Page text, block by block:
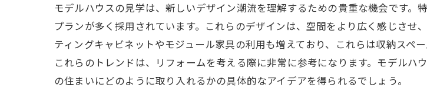
モデルハウスの見学は、新しいデザイン潮流を理解するための貴重な機会です
プランが多く採用されています。これらのデザインは、空間をより広く感じさ
ティングキャビネットやモジュール家具の利用も増えており、これらは収納スペ
これらのトレンドは、リフォームを考える際に非常に参考になります。モデル
の住まいにどのように取り入れるかの具体的なアイデアを得られるでしょう。